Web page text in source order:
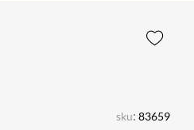
sku: 83659